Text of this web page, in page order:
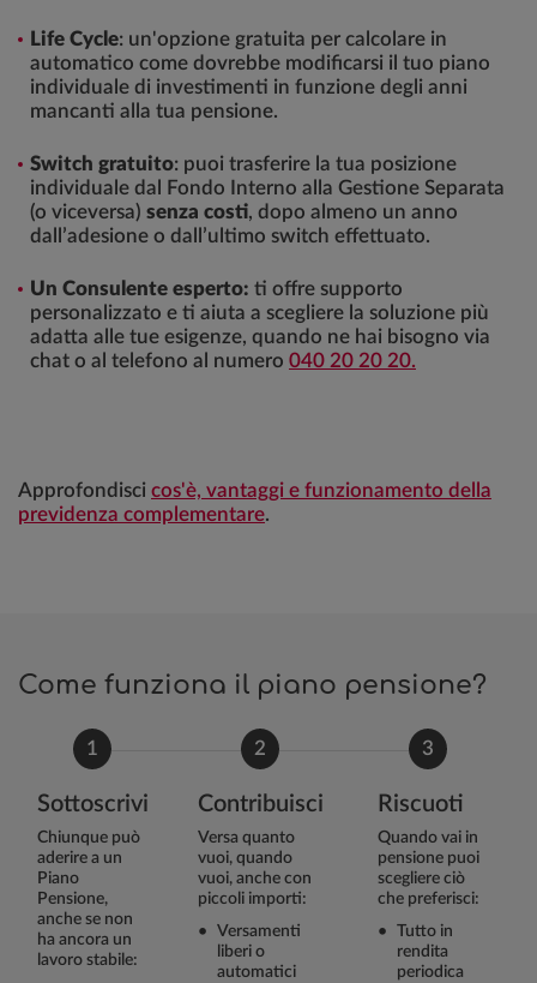
Life Cycle: un'opzione gratuita per calcolare in
automatico come dovrebbe modificarsi il tuo piano
individuale di investimenti in funzione degli anni
mancanti alla tua pensione.
Switch gratuito: puoi trasferire la tua posizione
individuale dal Fondo Interno alla Gestione Separata
(o viceversa) senza costi, dopo almeno un anno
dall’adesione o dall’ultimo switch effettuato.
Un Consulente esperto: ti offre supporto
personalizzato e ti aiuta a scegliere la soluzione più
adatta alle tue esigenze, quando ne hai bisogno via
chat o al telefono al numero 040 20 20 20.
Approfondisci cos'è, vantaggi e funzionamento della
previdenza complementare.
Come funziona il piano pensione?
1
Sottoscrivi
Chiunque può
aderire a un
Piano
Pensione,
anche se non
ha ancora un
lavoro stabile:
2
Contribuisci
Versa quanto
vuoi, quando
vuoi, anche con
piccoli importi:
Versamenti
liberi o
automatici
3
Riscuoti
Quando vai in
pensione puoi
scegliere ciò
che preferisci:
Tutto in
rendita
periodica